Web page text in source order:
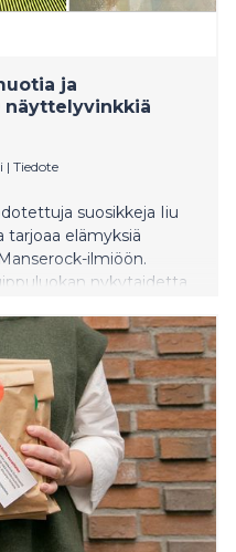
ja
näyttelyvinkkiä
| Tiedote
suosikkeja Iiu
tarjoaa elämyksiä
ilmiöön.
nykytaidetta
eri puolilta